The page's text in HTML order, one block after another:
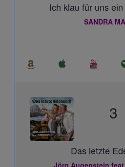
Ich klau für uns
SANDRA
3
Das letzte
Jörg Augenstein